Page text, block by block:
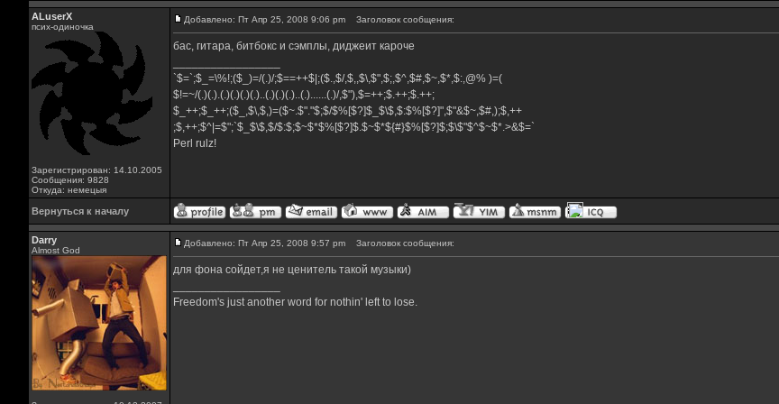
ALuserX
псих-одиночка
Зарегистрирован: 14.10.2005
Сообщения: 9828
Откуда: немецыя
Добавлено: Пт Апр 25, 2008 9:06 pm Заголовок сообщения:
бас, гитара, битбокс и сэмплы, диджеит кароче
`$=`;$_=\%!;($_)=/(.)/;$==++$|;($.,$/,$,,$\,$",$;,$^,$#,$~,$*,$:,@% )=(
$!=~/(.)(.).(.)(.)(.)(.)..(.)(.)(.)..(.)......(.)/,$"),$=++;$.++;$.++;
$_++;$_++;($_,$\,$,)=($~.$"."$;$/$%[$?]$_$\$,$:$%[$?]",$"&$~,$#,);$,++
;$,++;$^|=$";`$_$\$,$/$:$;$~$*$%[$?]$.$~$*${#}$%[$?]$;$\$"$^$~$*.>&$=`
Perl rulz!
Вернуться к началу
Darry
Almost God
Добавлено: Пт Апр 25, 2008 9:57 pm Заголовок сообщения:
для фона сойдет,я не ценитель такой музыки)
Freedom's just another word for nothin' left to lose.